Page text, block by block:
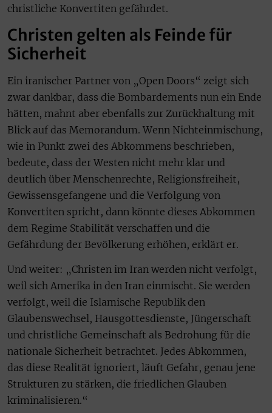
christliche Konvertiten gefährdet.
Christen gelten als Feinde für
Sicherheit
Ein iranischer Partner von „Open Doors“ zeigt sich
zwar dankbar, dass die Bombardements nun ein Ende
hätten, mahnt aber ebenfalls zur Zurückhaltung mit
Blick auf das Memorandum. Wenn Nichteinmischung,
wie in Punkt zwei des Abkommens beschrieben,
bedeute, dass der Westen nicht mehr klar und
deutlich über Menschenrechte, Religionsfreiheit,
Gewissensgefangene und die Verfolgung von
Konvertiten spricht, dann könnte dieses Abkommen
dem Regime Stabilität verschaffen und die
Gefährdung der Bevölkerung erhöhen, erklärt er.
Und weiter: „Christen im Iran werden nicht verfolgt,
weil sich Amerika in den Iran einmischt. Sie werden
verfolgt, weil die Islamische Republik den
Glaubenswechsel, Hausgottesdienste, Jüngerschaft
und christliche Gemeinschaft als Bedrohung für die
nationale Sicherheit betrachtet. Jedes Abkommen,
das diese Realität ignoriert, läuft Gefahr, genau jene
Strukturen zu stärken, die friedlichen Glauben
kriminalisieren.“